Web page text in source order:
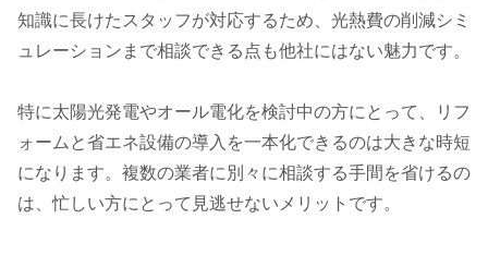
知識に長けたスタッフが対応するため、光熱費の削減シミ
ュレーションまで相談できる点も他社にはない魅力です。
特に太陽光発電やオール電化を検討中の方にとって、リフ
ォームと省エネ設備の導入を一本化できるのは大きな時短
になります。複数の業者に別々に相談する手間を省けるの
は、忙しい方にとって見逃せないメリットです。